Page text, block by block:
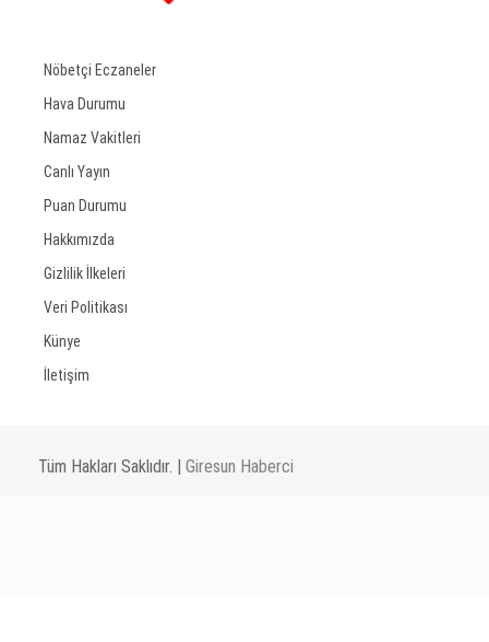
Nöbetçi Eczaneler
Hava Durumu
Namaz Vakitleri
Canlı Yayın
Puan Durumu
Hakkımızda
Gizlilik İlkeleri
Veri Politikası
Künye
İletişim
Tüm Hakları Saklıdır. | Giresun Haberci